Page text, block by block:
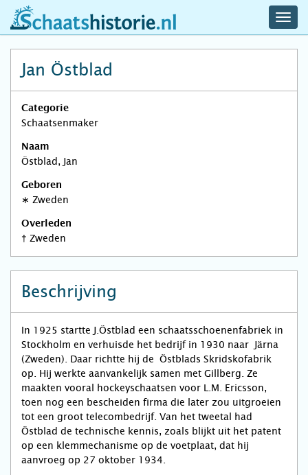
schaatshistorie.nl
Jan Östblad
Categorie
Schaatsenmaker
Naam
Östblad, Jan
Geboren
∗ Zweden
Overleden
† Zweden
Beschrijving
In 1925 startte J.Östblad een schaatsschoenenfabriek in
Stockholm en verhuisde het bedrijf in 1930 naar Järna
(Zweden). Daar richtte hij de Östblads Skridskofabrik
op. Hij werkte aanvankelijk samen met Gillberg. Ze
maakten vooral hockeyschaatsen voor L.M. Ericsson,
toen nog een bescheiden firma die later zou uitgroeien
tot een groot telecombedrijf. Van het tweetal had
Östblad de technische kennis, zoals blijkt uit het patent
op een klemmechanisme op de voetplaat, dat hij
aanvroeg op 27 oktober 1934.